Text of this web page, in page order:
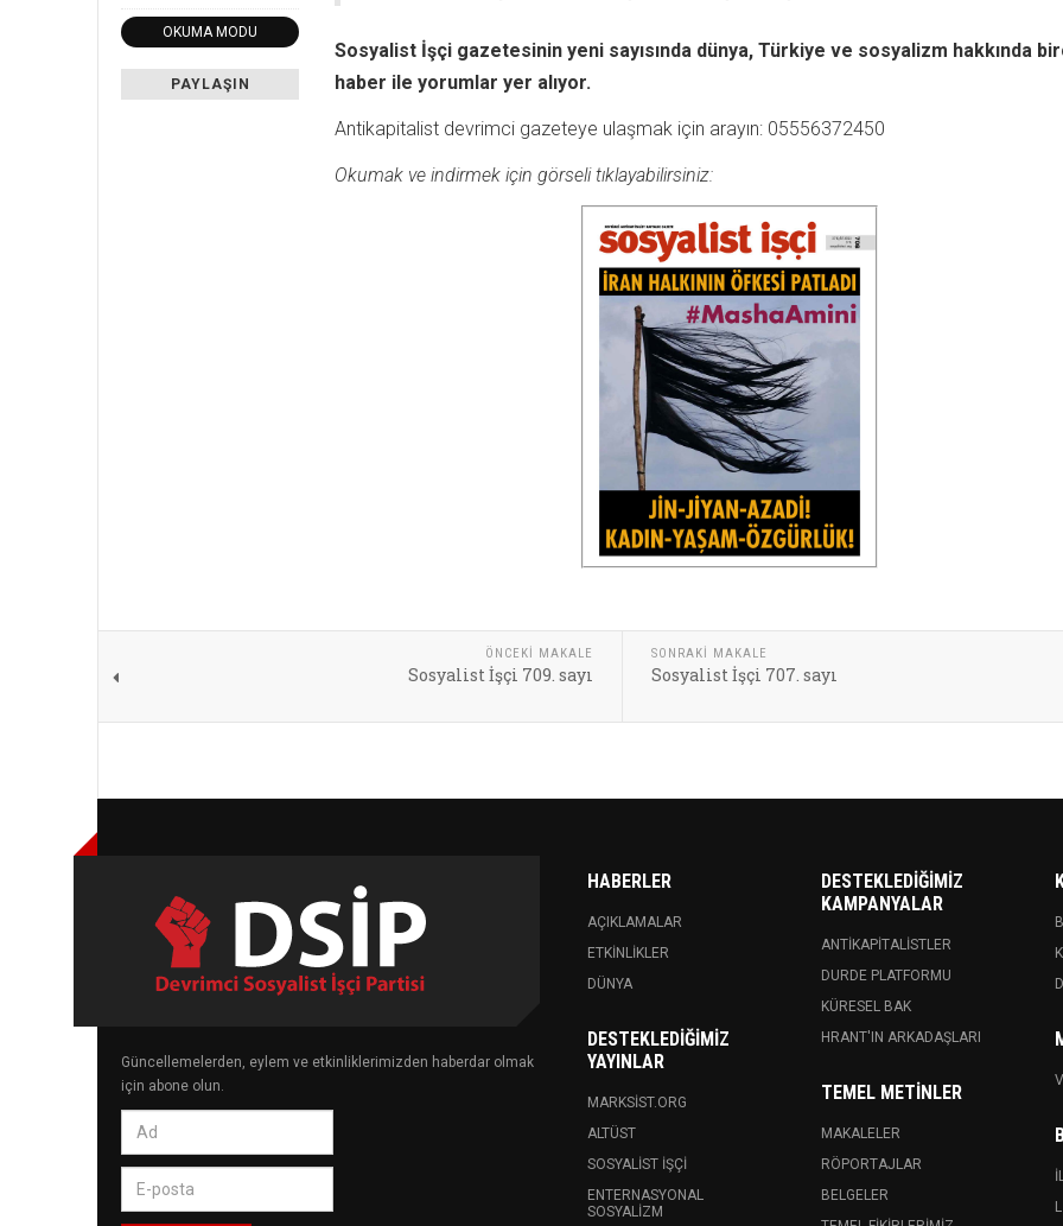
OKUMA MODU
PAYLAŞIN
Sosyalist İşçi gazetesinin yeni sayısında dünya, Türkiye ve sosyalizm hakkında
haber ile yorumlar yer alıyor.
Antikapitalist devrimci gazeteye ulaşmak için arayın: 05556372450
Okumak ve indirmek için görseli tıklayabilirsiniz:
ÖNCEKI MAKALE
Sosyalist İşçi 709. sayı
SONRAKI MAKALE
Sosyalist İşçi 707. sayı
Güncellemelerden, eylem ve etkinliklerimizden haberdar olmak
için abone olun.
HABERLER
AÇIKLAMALAR
ETKINLIKLER
DÜNYA
DESTEKLEDIĞIMIZ
YAYINLAR
MARKSIST.ORG
ALTÜST
SOSYALIST İŞÇI
ENTERNASYONAL
SOSYALIZM
DESTEKLEDIĞIMIZ
KAMPANYALAR
ANTIKAPITALISTLER
DURDE PLATFORMU
KÜRESEL BAK
HRANT'IN ARKADAŞLARI
TEMEL METINLER
MAKALELER
RÖPORTAJLAR
BELGELER